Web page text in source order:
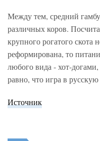
Между тем, средний
различных коров.
крупного рогатого скота
реформирована, то
любого вида - хот-
равно, что игра в
Источник